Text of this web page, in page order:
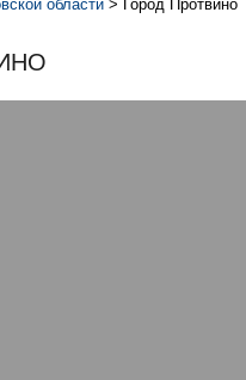
области > Город Протвино